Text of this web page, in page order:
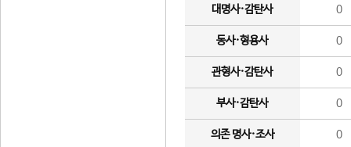
대명사·감탄사 0
동사·형용사 0
관형사·감탄사 0
부사·감탄사 0
의존 명사·조사 0